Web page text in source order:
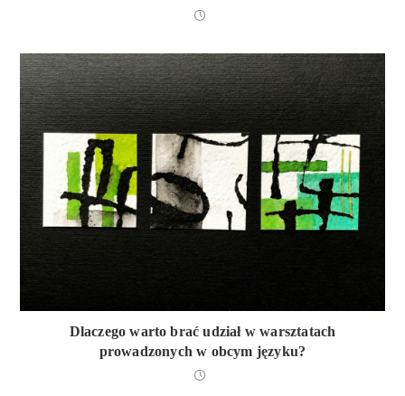
Dlaczego warto brać udział w warsztatach
prowadzonych w obcym języku?